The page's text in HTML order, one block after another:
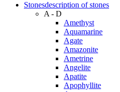
Stonesdescription of stones
A - D
Amethyst
Aquamarine
Agate
Amazonite
Ametrine
Angelite
Apatite
Apophyllite